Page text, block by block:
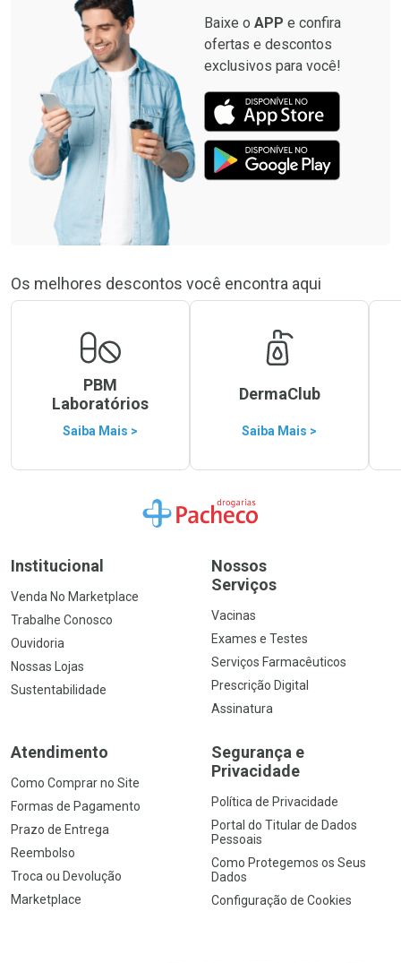
Baixe o APP e confira
ofertas e descontos
exclusivos para você!
Os melhores descontos você encontra aqui
PBM
Laboratórios
Saiba Mais >
DermaClub
Saiba Mais >
Ir para a Home
Institucional
Venda No Marketplace
Trabalhe Conosco
Ouvidoria
Nossas Lojas
Sustentabilidade
Nossos
Serviços
Vacinas
Exames e Testes
Serviços Farmacêuticos
Prescrição Digital
Assinatura
Atendimento
Como Comprar no Site
Formas de Pagamento
Prazo de Entrega
Reembolso
Troca ou Devolução
Marketplace
Segurança e
Privacidade
Política de Privacidade
Portal do Titular de Dados
Pessoais
Como Protegemos os Seus
Dados
Configuração de Cookies